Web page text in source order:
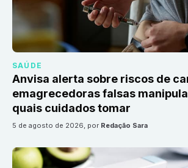
SAÚDE
Anvisa alerta sobre riscos de
emagrecedoras falsas
quais cuidados tomar
5 de agosto de 2026, por Redação Sara